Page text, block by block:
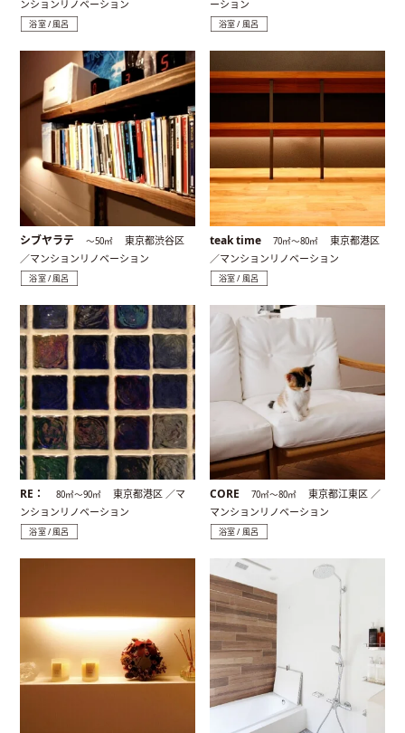
ンションリノベーション
浴室 / 風呂
ーション
浴室 / 風呂
シブヤラテ 〜50㎡
東京都渋谷区
／マンションリノベーション
浴室 / 風呂
teak time 70㎡〜80㎡
東京都港区
／マンションリノベーション
浴室 / 風呂
RE： 80㎡〜90㎡
東京都港区 ／マ
ンションリノベーション
浴室 / 風呂
CORE 70㎡〜80㎡
東京都江東区 ／
マンションリノベーション
浴室 / 風呂